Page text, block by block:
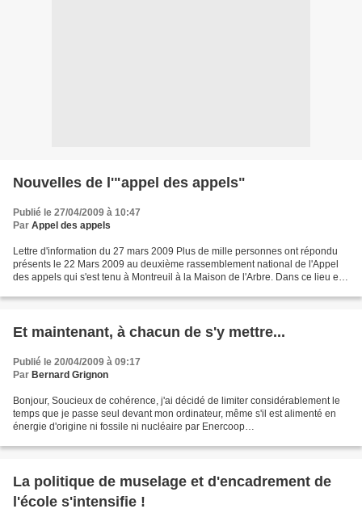
Nouvelles de l'"appel des appels"
Publié le 27/04/2009 à 10:47
Par Appel des appels
Lettre d'information du 27 mars 2009 Plus de mille personnes ont répondu
présents le 22 Mars 2009 au deuxième rassemblement national de l'Appel
des appels qui s'est tenu à Montreuil à la Maison de l'Arbre. Dans ce lieu et à
Et maintenant, à chacun de s'y mettre...
Publié le 20/04/2009 à 09:17
Par Bernard Grignon
Bonjour, Soucieux de cohérence, j'ai décidé de limiter considérablement le
temps que je passe seul devant mon ordinateur, même s'il est alimenté en
énergie d'origine ni fossile ni nucléaire par Enercoop
La politique de muselage et d'encadrement de
l'école s'intensifie !